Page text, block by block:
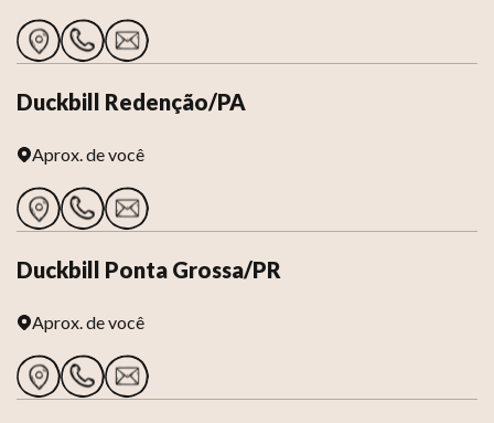
Duckbill Redenção/PA
Aprox.de você
Duckbill Ponta Grossa/PR
Aprox.de você